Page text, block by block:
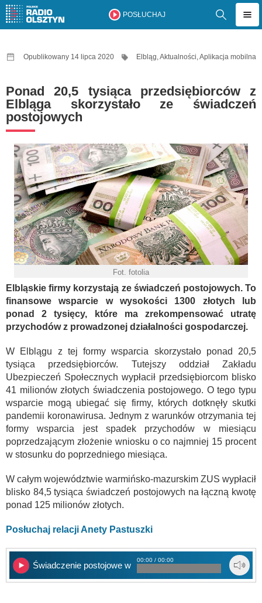
POSŁUCHAJ
Opublikowany 14 lipca 2020 Elbląg,Aktualności,Aplikacja mobilna
Ponad 20,5 tysiąca przedsiębiorców z
Elbląga skorzystało ze świadczeń
postojowych
Fot. fotolia
Elbląskie firmy korzystają ze świadczeń postojowych. To
finansowe wsparcie w wysokości 1300 złotych lub
ponad 2 tysięcy, które ma zrekompensować utratę
przychodów z prowadzonej działalności gospodarczej.
W Elblągu z tej formy wsparcia skorzystało ponad 20,5
tysiąca przedsiębiorców. Tutejszy oddział Zakładu
Ubezpieczeń Społecznych wypłacił przedsiębiorcom blisko
41 milionów złotych świadczenia postojowego. O tego typu
wsparcie mogą ubiegać się firmy, których dotknęły skutki
pandemii koronawirusa. Jednym z warunków otrzymania tej
formy wsparcia jest spadek przychodów w miesiącu
poprzedzającym złożenie wniosku o co najmniej 15 procent
w stosunku do poprzedniego miesiąca.
W całym województwie warmińsko-mazurskim ZUS wypłacił
blisko 84,5 tysiąca świadczeń postojowych na łączną kwotę
ponad 125 milionów złotych.
Posłuchaj relacji Anety Pastuszki
Świadczenie postojowe w Elblągu
00:00 / 00:00